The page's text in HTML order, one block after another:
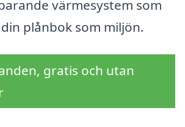
värmesystem som
plånbok som miljön.
gratis och utan